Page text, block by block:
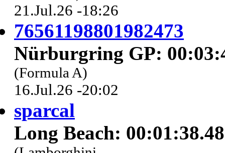
21.Jul.26 -18:26
76561198801982473
Nürburgring GP:
(Formula A)
16.Jul.26 -20:02
sparcal
Long Beach: